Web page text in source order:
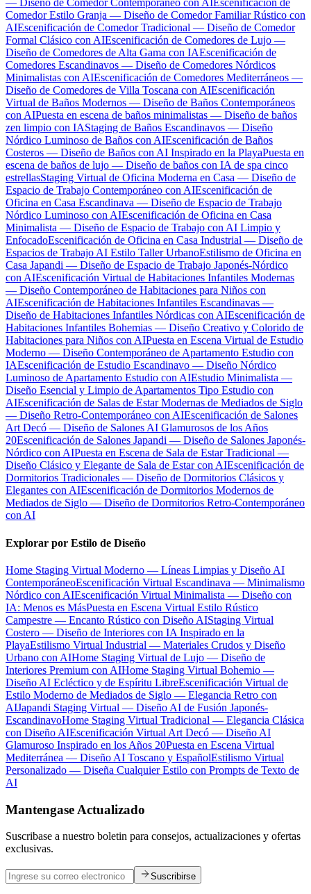
— Diseño de Comedor Contemporáneo con AIEscenificación de
Comedor Estilo Granja — Diseño de Comedor Familiar Rústico con
AIEscenificación de Comedor Tradicional — Diseño de Comedor
Formal Clásico con AIEscenificación de Comedores de Lujo —
Diseño de Comedores de Alta Gama con IAEscenificación de
Comedores Escandinavos — Diseño de Comedores Nórdicos
Minimalistas con AIEscenificación de Comedores Mediterráneos —
Diseño de Comedores de Villa Toscana con AIEscenificación
Virtual de Baños Modernos — Diseño de Baños Contemporáneos
con AIPuesta en escena de baños minimalistas — Diseño de baños
zen limpio con IAStaging de Baños Escandinavos — Diseño
Nórdico Luminoso de Baños con AIEscenificación de Baños
Costeros — Diseño de Baños con AI Inspirado en la PlayaPuesta en
escena de baños de lujo — Diseño de baños con IA de spa cinco
estrellasStaging Virtual de Oficina Moderna en Casa — Diseño de
Espacio de Trabajo Contemporáneo con AIEscenificación de
Oficina en Casa Escandinava — Diseño de Espacio de Trabajo
Nórdico Luminoso con AIEscenificación de Oficina en Casa
Minimalista — Diseño de Espacio de Trabajo con AI Limpio y
EnfocadoEscenificación de Oficina en Casa Industrial — Diseño de
Espacios de Trabajo AI Estilo Taller UrbanoEstilismo de Oficina en
Casa Japandi — Diseño de Espacio de Trabajo Japonés-Nórdico
con AIEscenificación Virtual de Habitaciones Infantiles Modernas
— Diseño Contemporáneo de Habitaciones para Niños con
AIEscenificación de Habitaciones Infantiles Escandinavas —
Diseño de Habitaciones Infantiles Nórdicas con AIEscenificación de
Habitaciones Infantiles Bohemias — Diseño Creativo y Colorido de
Habitaciones para Niños con AIPuesta en Escena Virtual de Estudio
Moderno — Diseño Contemporáneo de Apartamento Estudio con
IAEscenificación de Estudio Escandinavo — Diseño Nórdico
Luminoso de Apartamento Estudio con AIEstudio Minimalista —
Diseño Esencial y Limpio de Apartamentos Tipo Estudio con
AIEscenificación de Salas de Estar Modernas de Mediados de Siglo
— Diseño Retro-Contemporáneo con AIEscenificación de Salones
Art Decó — Diseño de Salones AI Glamurosos de los Años
20Escenificación de Salones Japandi — Diseño de Salones Japonés-
Nórdico con AIPuesta en Escena de Sala de Estar Tradicional —
Diseño Clásico y Elegante de Sala de Estar con AIEscenificación de
Dormitorios Tradicionales — Diseño de Dormitorios Clásicos y
Elegantes con AIEscenificación de Dormitorios Modernos de
Mediados de Siglo — Diseño de Dormitorios Retro-Contemporáneo
con AI
Explorar por Estilo de Diseño
Home Staging Virtual Moderno — Líneas Limpias y Diseño AI
ContemporáneoEscenificación Virtual Escandinava — Minimalismo
Nórdico con AIEscenificación Virtual Minimalista — Diseño con
IA: Menos es MásPuesta en Escena Virtual Estilo Rústico
Campestre — Encanto Rústico con Diseño AIStaging Virtual
Costero — Diseño de Interiores con IA Inspirado en la
PlayaEstilismo Virtual Industrial — Materiales Crudos y Diseño
Urbano con AIHome Staging Virtual de Lujo — Diseño de
Interiores Premium con AIHome Staging Virtual Bohemio —
Diseño AI Ecléctico y de Espíritu LibreEscenificación Virtual de
Estilo Moderno de Mediados de Siglo — Elegancia Retro con
AIJapandi Staging Virtual — Diseño AI de Fusión Japonés-
EscandinavoHome Staging Virtual Tradicional — Elegancia Clásica
con Diseño AIEscenificación Virtual Art Decó — Diseño AI
Glamuroso Inspirado en los Años 20Puesta en Escena Virtual
Mediterránea — Diseño AI Toscano y EspañolEstilismo Virtual
Personalizado — Diseña Cualquier Estilo con Prompts de Texto de
AI
Mantengase Actualizado
Suscribase a nuestro boletin para consejos, actualizaciones y ofertas
exclusivas.
Suscribirse